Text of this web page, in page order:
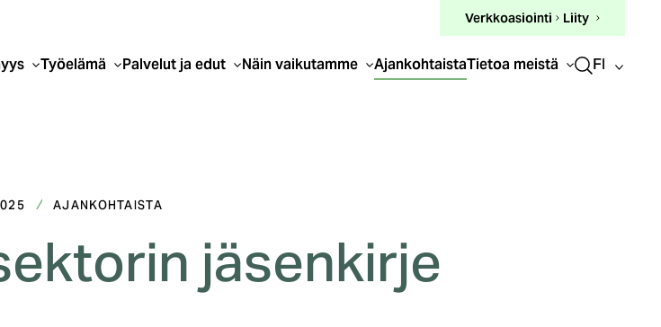
Verkkoasiointi (ulkoinen
linkki)
Liity
Työelämä Palvelut ja edut Näin vaikutamme AjankohtaistaTietoa meistä FI
AJANKOHTAISTA
jäsenkirje